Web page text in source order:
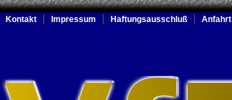
Kontakt Impressum Haftungsausschluß Anfahrt